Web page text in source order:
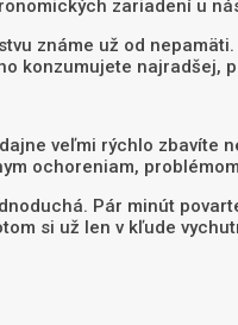
zariadení u
známe už od
konzumujete najradšej,
veľmi rýchlo zbavíte
ochoreniam,
Pár minút
si už len v kľude